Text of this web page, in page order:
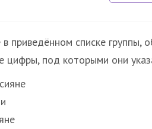
приведённом списке группы,
цифры, под которыми они